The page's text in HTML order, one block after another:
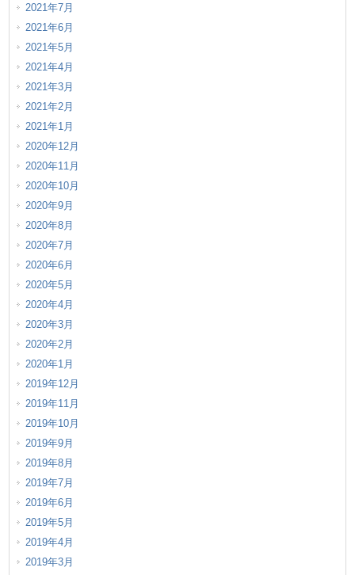
2021年7月
2021年6月
2021年5月
2021年4月
2021年3月
2021年2月
2021年1月
2020年12月
2020年11月
2020年10月
2020年9月
2020年8月
2020年7月
2020年6月
2020年5月
2020年4月
2020年3月
2020年2月
2020年1月
2019年12月
2019年11月
2019年10月
2019年9月
2019年8月
2019年7月
2019年6月
2019年5月
2019年4月
2019年3月